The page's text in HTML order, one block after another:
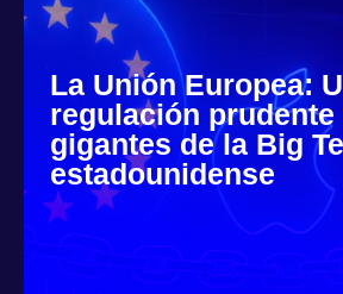
La Unión Europea:
regulación
gigantes de la Big
estadounidense